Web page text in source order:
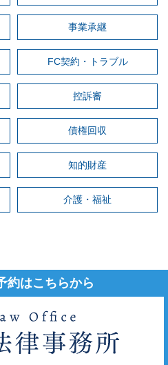
事業承継
FC契約・トラブル
控訴審
債権回収
知的財産
介護・福祉
約はこちらから